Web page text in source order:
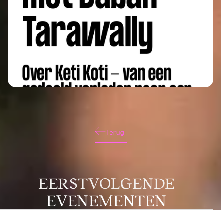
Terug
EERSTVOLGENDE
EVENEMENTEN